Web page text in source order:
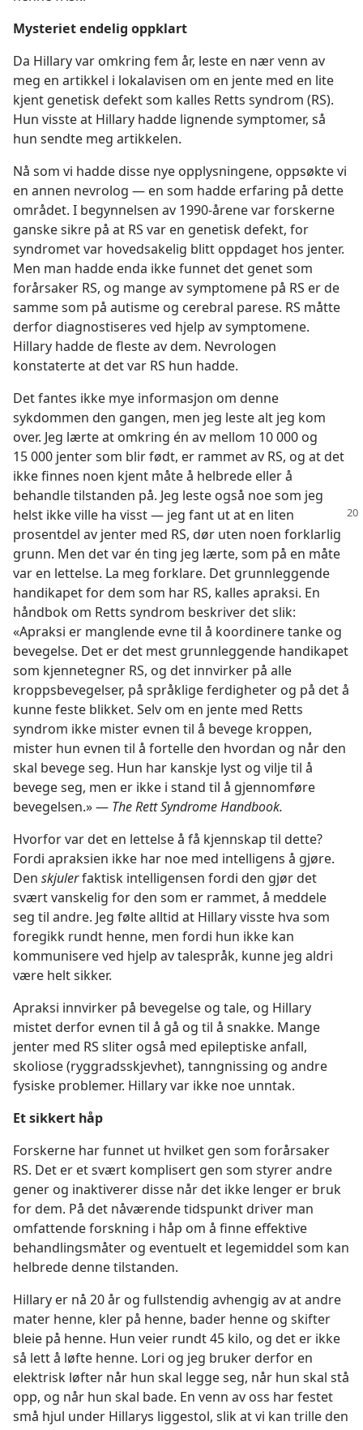
Mysteriet endelig oppklart
Da Hillary var omkring fem år, leste en nær venn av
meg en artikkel i lokalavisen om en jente med en lite
kjent genetisk defekt som kalles Retts syndrom (RS).
Hun visste at Hillary hadde lignende symptomer, så
hun sendte meg artikkelen.
Nå som vi hadde disse nye opplysningene, oppsøkte vi
en annen nevrolog — en som hadde erfaring på dette
området. I begynnelsen av 1990-årene var forskerne
ganske sikre på at RS var en genetisk defekt, for
syndromet var hovedsakelig blitt oppdaget hos jenter.
Men man hadde enda ikke funnet det genet som
forårsaker RS, og mange av symptomene på RS er de
samme som på autisme og cerebral parese. RS måtte
derfor diagnostiseres ved hjelp av symptomene.
Hillary hadde de fleste av dem. Nevrologen
konstaterte at det var RS hun hadde.
Det fantes ikke mye informasjon om denne
sykdommen den gangen, men jeg leste alt jeg kom
over. Jeg lærte at omkring én av mellom 10 000 og
15 000 jenter som blir født, er rammet av RS, og at det
ikke finnes noen kjent måte å helbrede eller å
behandle tilstanden på. Jeg leste også noe som jeg
helst ikkeville ha visst — jeg fant ut at en liten
prosentdel av jenter med RS, dør uten noen forklarlig
grunn. Men det var én ting jeg lærte, som på en måte
var en lettelse. La meg forklare. Det grunnleggende
handikapet for dem som har RS, kalles apraksi. En
håndbok om Retts syndrom beskriver det slik:
«Apraksi er manglende evne til å koordinere tanke og
bevegelse. Det er det mest grunnleggende handikapet
som kjennetegner RS, og det innvirker på alle
kroppsbevegelser, på språklige ferdigheter og på det å
kunne feste blikket. Selv om en jente med Retts
syndrom ikke mister evnen til å bevege kroppen,
mister hun evnen til å fortelle den hvordan og når den
skal bevege seg. Hun har kanskje lyst og vilje til å
bevege seg, men er ikke i stand til å gjennomføre
bevegelsen.» — The Rett Syndrome Handbook.
Hvorfor var det en lettelse å få kjennskap til dette?
Fordi apraksien ikke har noe med intelligens å gjøre.
Den skjulerfaktisk intelligensen fordi den gjør det
svært vanskelig for den som er rammet, å meddele
seg til andre. Jeg følte alltid at Hillary visste hva som
foregikk rundt henne, men fordi hun ikke kan
kommunisere ved hjelp av talespråk, kunne jeg aldri
være helt sikker.
Apraksi innvirker på bevegelse og tale, og Hillary
mistet derfor evnen til å gå og til å snakke. Mange
jenter med RS sliter også med epileptiske anfall,
skoliose (ryggradsskjevhet), tanngnissing og andre
fysiske problemer. Hillary var ikke noe unntak.
Et sikkert håp
Forskerne har funnet ut hvilket gen som forårsaker
RS. Det er et svært komplisert gen som styrer andre
gener og inaktiverer disse når det ikke lenger er bruk
for dem. På det nåværende tidspunkt driver man
omfattende forskning i håp om å finne effektive
behandlingsmåter og eventuelt et legemiddel som kan
helbrede denne tilstanden.
Hillary er nå 20 år og fullstendig avhengig av at andre
mater henne, kler på henne, bader henne og skifter
bleie på henne. Hun veier rundt 45 kilo, og det er ikke
så lett å løfte henne. Lori og jeg bruker derfor en
elektrisk løfter når hun skal legge seg, når hun skal stå
opp, og når hun skal bade. En venn av oss har festet
små hjul under Hillarys liggestol, slik at vi kan trille den